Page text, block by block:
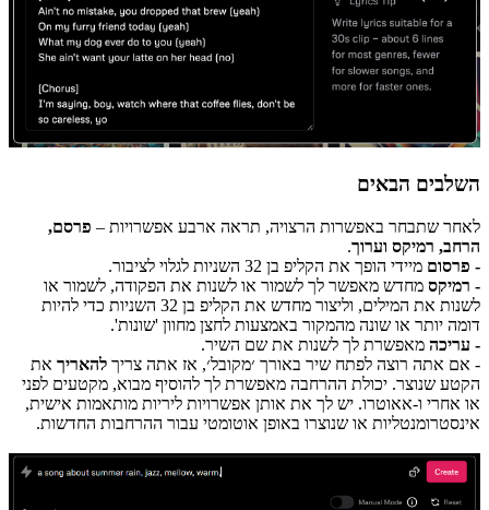
השלבים הבאים
לאחר שתבחר באפשרות הרצויה, תראה ארבע אפשרויות – פרסם,
הרחב, רמיקס וערוך.
- פרסום מיידי הופך את הקליפ בן 32 השניות לגלוי לציבור.
- רמיקס מחדש מאפשר לך לשמור או לשנות את הפקודה, לשמור או
לשנות את המילים, וליצור מחדש את הקליפ בן 32 השניות כדי להיות
דומה יותר או שונה מהמקור באמצעות לחצן מחוון 'שונות'.
- עריכה מאפשרת לך לשנות את שם השיר.
- אם אתה רוצה לפתח שיר באורך ׳מקובל׳, אז אתה צריך להאריך את
הקטע שנוצר. יכולת ההרחבה מאפשרת לך להוסיף מבוא, מקטעים לפני
או אחרי ו-אאוטרו. יש לך את אותן אפשרויות ליריות מותאמות אישית,
אינסטרומנטליות או שנוצרו באופן אוטומטי עבור ההרחבות החדשות.